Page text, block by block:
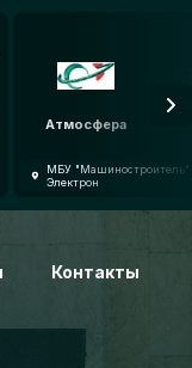
Атмосфера
7
МБУ "Машиностроитель"
Электрон
Контакты